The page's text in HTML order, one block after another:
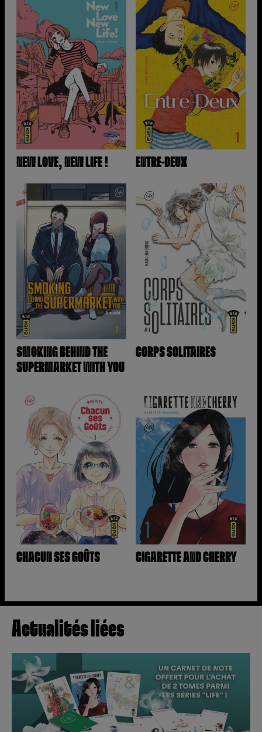
NEW LOVE, NEW LIFE ! ENTRE-DEUX
SMOKING BEHIND THE
SUPERMARKET WITH YOU
CORPS SOLITAIRES
CHACUN SES GOÛTS CIGARETTE AND CHERRY
Actualités liées